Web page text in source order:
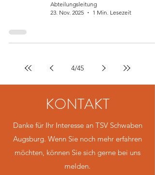
Abteilungsleitung
23. Nov. 2025
1 Min. Lesezeit
4/45
KONTAKT
Danke für Ihr Interesse an TSV Schwaben
Augsburg. Wenn Sie noch mehr erfahren
möchten, können Sie sich gerne bei uns
melden.